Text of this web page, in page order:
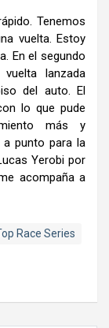
Tenemos
vuelta. Estoy
En el segundo
lanzada
del auto. El
lo que pude
más y
a punto para la
Yerobi por
acompaña a
Race Series